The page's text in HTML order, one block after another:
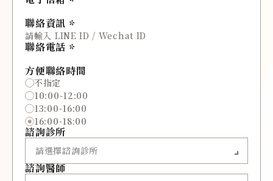
聯絡資訊
聯絡電話
方便聯絡時間
不指定
10:00-12:00
13:00-16:00
16:00-18:00
諮詢診所
諮詢醫師